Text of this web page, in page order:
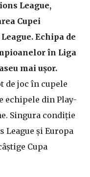
League,
Cupei
Echipa de
în Liga
mai ușor.
de joc în cupele
echipele din Play-
Singura condiție
League și Europa
Cupa